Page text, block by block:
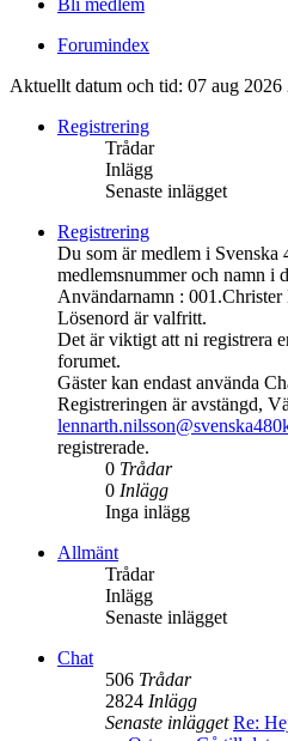
Forumindex
Aktuellt datum och tid: 07 aug 2026
Registrering
Trådar
Inlägg
Senaste inlägget
Registrering
Du som är medlem i
medlemsnummer och namn i
Användarnamn :
Lösenord är valfritt.
Det är viktigt att ni registrera
forumet.
Gäster kan endast använda
Registreringen är avstängd,
registrerade.
0 Trådar
0 Inlägg
Inga inlägg
Allmänt
Trådar
Inlägg
Senaste inlägget
Chat
506 Trådar
2824 Inlägg
Senaste inlägget Re: